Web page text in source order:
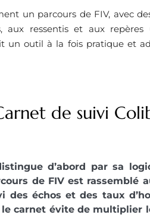
un parcours de FIV, avec
aux ressentis et aux repères
un outil à la fois pratique et
de suivi
d’abord par sa
de FIV est rassemblé
des échos et des taux
carnet évite de multiplier